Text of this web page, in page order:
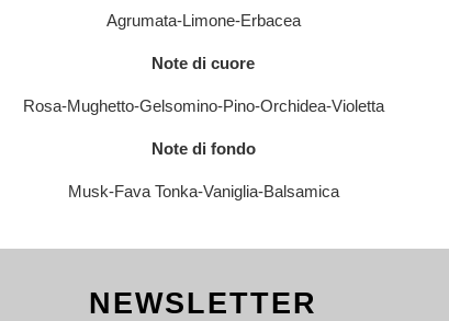
Agrumata-Limone-Erbacea
Note di cuore
Rosa-Mughetto-Gelsomino-Pino-Orchidea-Violetta
Note di fondo
Musk-Fava Tonka-Vaniglia-Balsamica
NEWSLETTER